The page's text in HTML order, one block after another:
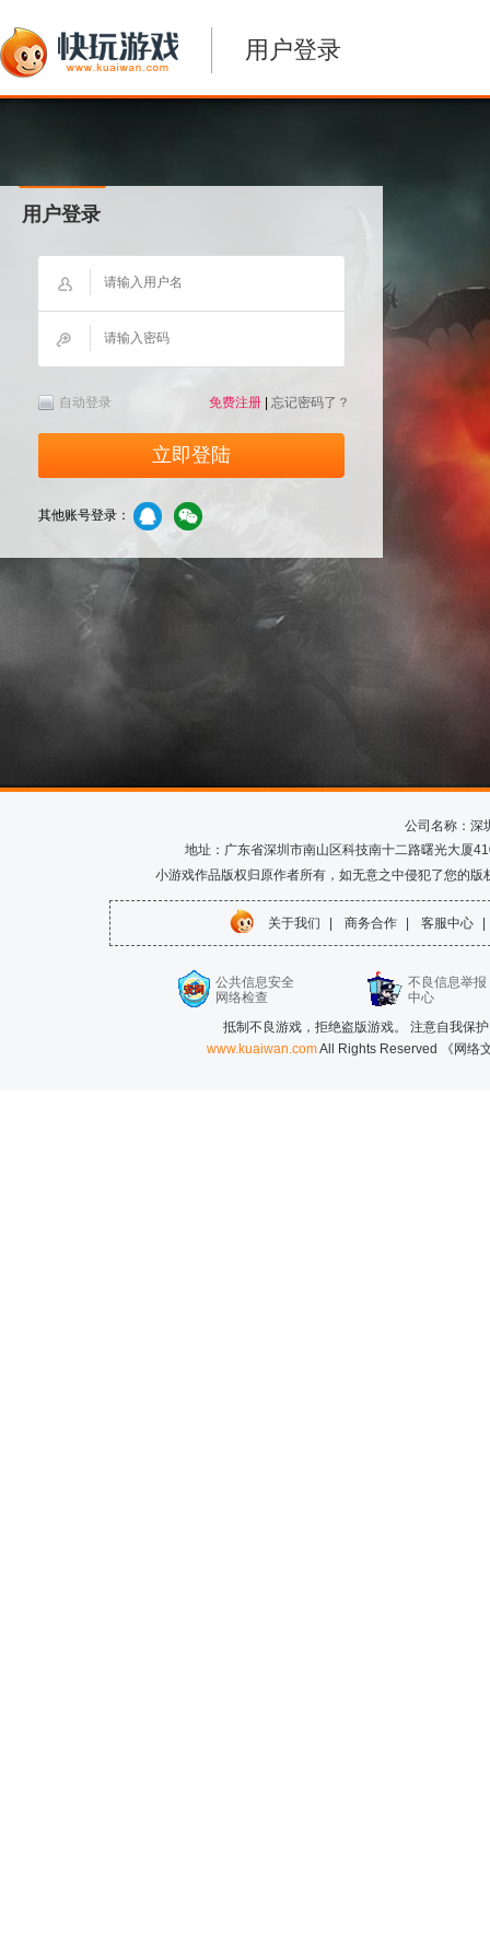
用户登录
用户登录
自动登录 免费注册 忘记密码了？
立即登陆
其他账号登录：
公司名称：深
地址：广东省深圳市南山区科技南十二路曙光大厦
小游戏作品版权归原作者所有，如无意之中侵犯了您的
关于我们 商务合作 客服中心
公共信息安全
网络检查
不良信息举报
中心
抵制不良游戏，拒绝盗版游戏。 注意自我保
www.kuaiwan.comAll Rights Reserved 《网络